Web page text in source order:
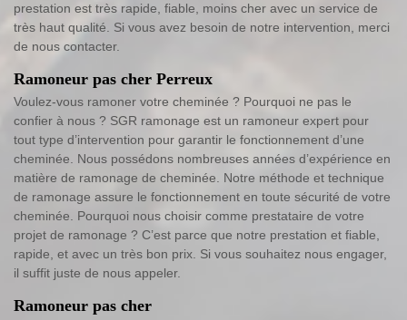
prestation est très rapide, fiable, moins cher avec un service de
très haut qualité. Si vous avez besoin de notre intervention, merci
de nous contacter.
Ramoneur pas cher Perreux
Voulez-vous ramoner votre cheminée ? Pourquoi ne pas le
confier à nous ? SGR ramonage est un ramoneur expert pour
tout type d’intervention pour garantir le fonctionnement d’une
cheminée. Nous possédons nombreuses années d’expérience en
matière de ramonage de cheminée. Notre méthode et technique
de ramonage assure le fonctionnement en toute sécurité de votre
cheminée. Pourquoi nous choisir comme prestataire de votre
projet de ramonage ? C’est parce que notre prestation et fiable,
rapide, et avec un très bon prix. Si vous souhaitez nous engager,
il suffit juste de nous appeler.
Ramoneur pas cher